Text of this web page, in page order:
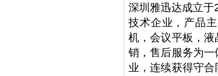
深圳雅迅达成立
技术企业，产品
机，会议平板，
销，售后服务为
业，连续获得守